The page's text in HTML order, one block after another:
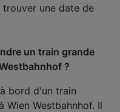
une date de
un train grande
?
bord d'un train
Wien Westbahnhof. Il